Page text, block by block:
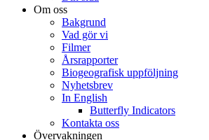
Om oss
Bakgrund
Vad gör vi
Filmer
Årsrapporter
Biogeografisk uppföljning
Nyhetsbrev
In English
Butterfly Indicators
Kontakta oss
Övervakningen